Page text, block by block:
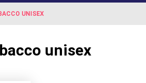
UNISEX
unisex